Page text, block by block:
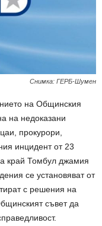
Снимка: ГЕРБ-Шумен
на Общинския
на недоказани
прокурори,
инцидент от 23
край Томбул джамия
се установяват от
с решения на
съвет да